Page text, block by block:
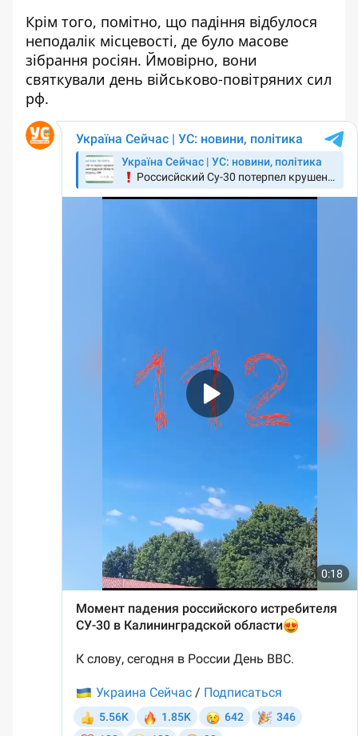
Крім того, помітно, що падіння відбулося
неподалік місцевості, де було масове
зібрання росіян. Ймовірно, вони
святкували день військово-повітряних сил
рф.